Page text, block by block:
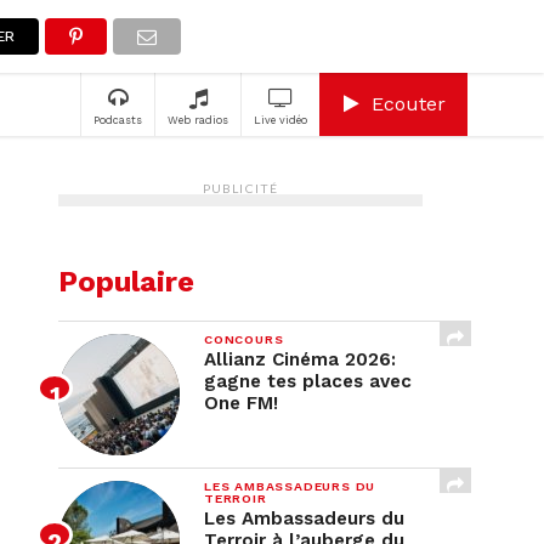
Podcasts Web radios Live vidéo
Ecouter
PUBLICITÉ
Populaire
CONCOURS
Allianz Cinéma 2026:
gagne tes places avec
One FM!
LES AMBASSADEURS DU
TERROIR
Les Ambassadeurs du